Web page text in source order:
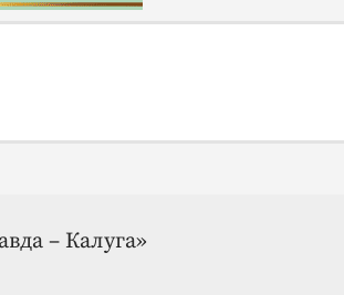
– Калуга»